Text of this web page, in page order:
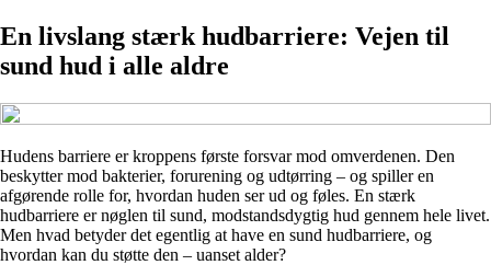
En livslang stærk hudbarriere: Vejen til
sund hud i alle aldre
Hudens barriere er kroppens første forsvar mod omverdenen. Den
beskytter mod bakterier, forurening og udtørring – og spiller en
afgørende rolle for, hvordan huden ser ud og føles. En stærk
hudbarriere er nøglen til sund, modstandsdygtig hud gennem hele livet.
Men hvad betyder det egentlig at have en sund hudbarriere, og
hvordan kan du støtte den – uanset alder?